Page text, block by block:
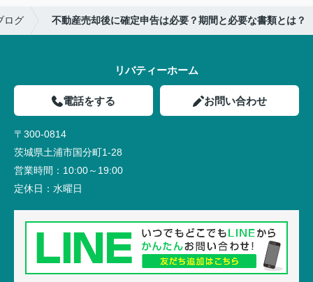
ログ 不動産売却後に確定申告は必要？期間と必要な書類とは？
リバティーホーム
電話をする お問い合わせ
〒300-0814
茨城県土浦市国分町1-28
営業時間： 10:00～19:00
定休日： 水曜日